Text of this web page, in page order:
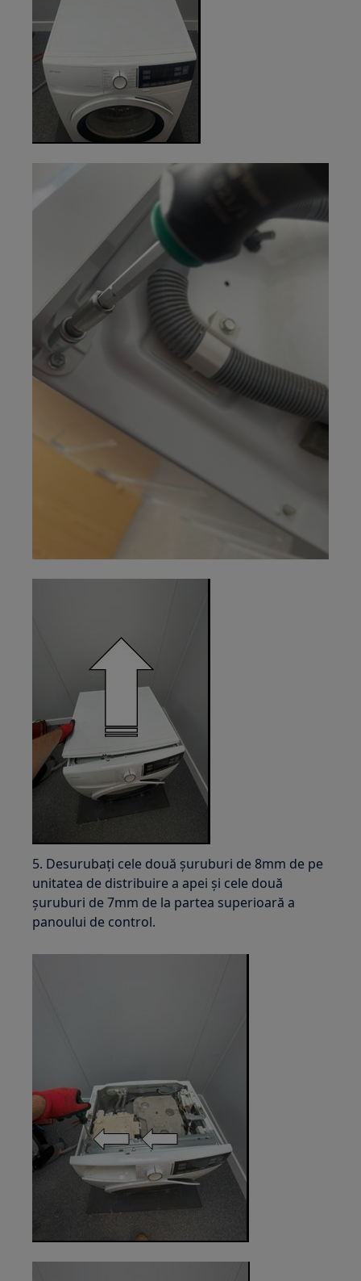
5. Desurubați cele două șuruburi de 8mm de pe
unitatea de distribuire a apei și cele două
șuruburi de 7mm de la partea superioară a
panoului de control.